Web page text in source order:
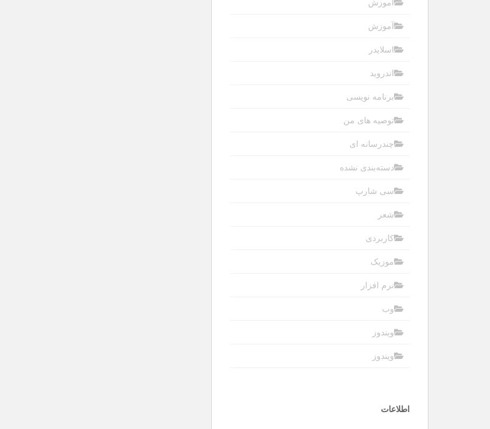
آموزش
اسلایدر
اندروید
برنامه نویسی
توصیه های من
چندرسانه ای
دسته‌بندی نشده
سی شارپ
شعر
کاربردی
موزیک
نرم افزار
وب
ویندوز
ویندوز
اطلاعات